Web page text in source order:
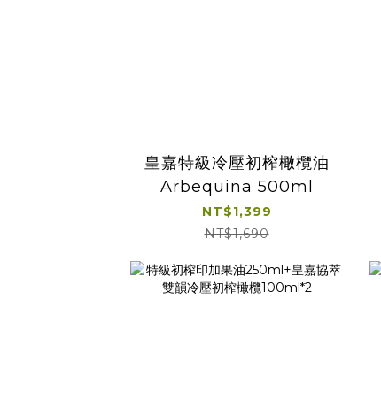
皇嘉特級冷壓初榨橄欖油
Arbequina 500ml
NT$1,399
NT$1,690